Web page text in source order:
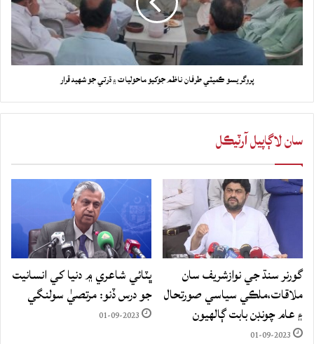
پروگريسو ڪميٽي طرفان ناظم جوکيو ماحوليات ۽ ڌرتي جو شهيد قرار
سان لاڳاپيل آرٽيڪل
گورنر سنڌ جي نوازشريف سان
ملاقات،ملڪي سياسي صورتحال
۽ عام چونڊن بابت ڳالهيون
01-09-2023
ڀٽائي شاعري ۾ دنيا کي انسانيت
جو درس ڏنو: مرتصيٰ سولنگي
01-09-2023